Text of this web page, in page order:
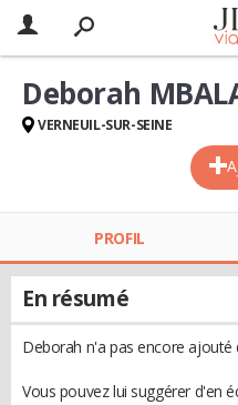
Deborah
VERNEUIL-SUR-SEINE
PROFIL
En résumé
Deborah n'a pas encore ajouté
Vous pouvez lui suggérer d'en